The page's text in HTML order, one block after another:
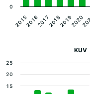
2016 2018 2020
2015 2017 2019
0
KUV
15
20
25